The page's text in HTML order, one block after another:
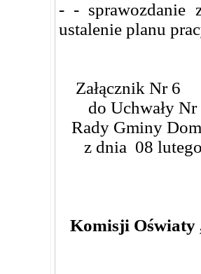
- - sprawozdanie
ustalenie planu
Załącznik Nr 6
do Uchwały Nr
Rady Gminy
z dnia 08
Komisji Oświaty